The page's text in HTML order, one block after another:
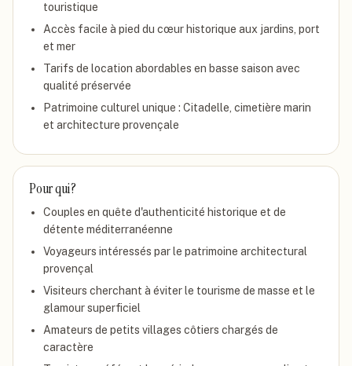
touristique
Accès facile à pied du cœur historique aux jardins, port
et mer
Tarifs de location abordables en basse saison avec
qualité préservée
Patrimoine culturel unique : Citadelle, cimetière marin
et architecture provençale
Pour qui ?
Couples en quête d'authenticité historique et de
détente méditerranéenne
Voyageurs intéressés par le patrimoine architectural
provençal
Visiteurs cherchant à éviter le tourisme de masse et le
glamour superficiel
Amateurs de petits villages côtiers chargés de
caractère